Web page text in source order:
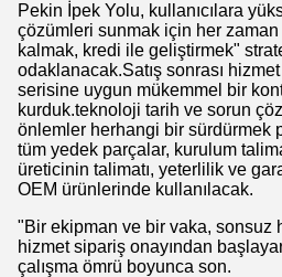
Pekin İpek Yolu, kullanıcılara
çözümleri sunmak için her
kalmak, kredi ile geliştirmek"
odaklanacak.Satış sonrası
serisine uygun mükemmel bir
kurduk.teknoloji tarih ve sorun
önlemler herhangi bir sürdürmek
tüm yedek parçalar, kurulum
üreticinin talimatı, yeterlilik ve
OEM ürünlerinde kullanılacak.
"Bir ekipman ve bir vaka, sonsuz
hizmet sipariş onayından
çalışma ömrü boyunca son.